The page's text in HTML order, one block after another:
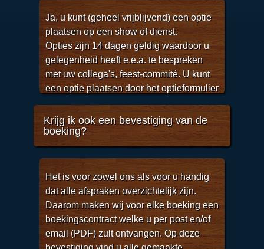
Ja, u kunt (geheel vrijblijvend) een optie
plaatsen op een show of dienst.
Opties zijn 14 dagen geldig waardoor u
gelegenheid heeft e.e.a. te bespreken
met uw collega's, feest-commité. U kunt
een optie plaatsen door het optieformulier
een email te sturen of door even te bellen
met 078-7850467.
Voor kinderfeestjes is de optietermijn 5
dagen.
Krijg ik ook een bevestiging van de
boeking?
Het is voor zowel ons als voor u handig
dat alle afspraken overzichtelijk zijn.
Daarom maken wij voor elke boeking een
boekingscontract welke u per post en/of
email (PDF) zult ontvangen. Op deze